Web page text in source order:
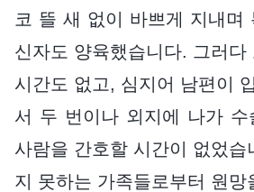
코 뜰 새 없이 바쁘게 지내며
신자도 양육했습니다. 그러다
시간도 없고, 심지어 남편이
서 두 번이나 외지에 나가 수
사람을 간호할 시간이 없었
지 못하는 가족들로부터 원망